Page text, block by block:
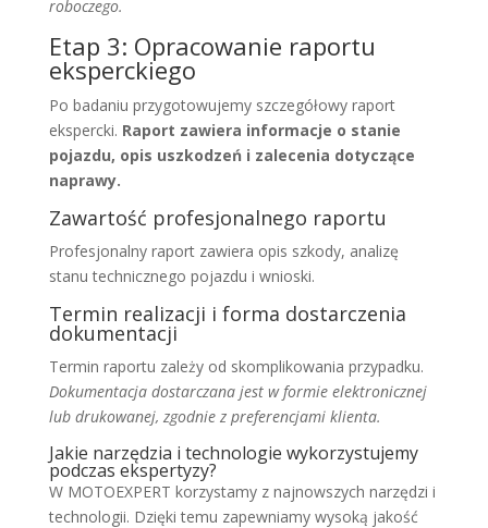
roboczego.
Etap 3: Opracowanie raportu
eksperckiego
Po badaniu przygotowujemy szczegółowy raport
ekspercki. Raport zawiera informacje o stanie
pojazdu, opis uszkodzeń i zalecenia dotyczące
naprawy.
Zawartość profesjonalnego raportu
Profesjonalny raport zawiera opis szkody, analizę
stanu technicznego pojazdu i wnioski.
Termin realizacji i forma dostarczenia
dokumentacji
Termin raportu zależy od skomplikowania przypadku.
Dokumentacja dostarczana jest w formie elektronicznej
lub drukowanej, zgodnie z preferencjami klienta.
Jakie narzędzia i technologie wykorzystujemy
podczas ekspertyzy?
W MOTOEXPERT korzystamy z najnowszych narzędzi i
technologii. Dzięki temu zapewniamy wysoką jakość